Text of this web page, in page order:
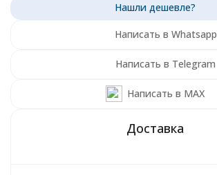
Написать в Whatsapp
Написать в Telegram
Написать в MAX